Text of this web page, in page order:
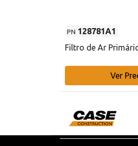
PN 128781A1
Filtro de Ar
Ver